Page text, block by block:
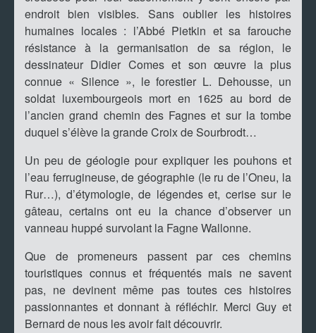
endroit bien visibles. Sans oublier les histoires
humaines locales : l’Abbé Pietkin et sa farouche
résistance à la germanisation de sa région, le
dessinateur Didier Comes et son œuvre la plus
connue « Silence », le forestier L. Dehousse, un
soldat luxembourgeois mort en 1625 au bord de
l’ancien grand chemin des Fagnes et sur la tombe
duquel s’élève la grande Croix de Sourbrodt…
Un peu de géologie pour expliquer les pouhons et
l’eau ferrugineuse, de géographie (le ru de l’Oneu, la
Rur…), d’étymologie, de légendes et, cerise sur le
gâteau, certains ont eu la chance d’observer un
vanneau huppé survolant la Fagne Wallonne.
Que de promeneurs passent par ces chemins
touristiques connus et fréquentés mais ne savent
pas, ne devinent même pas toutes ces histoires
passionnantes et donnant à réfléchir. Merci Guy et
Bernard de nous les avoir fait découvrir.